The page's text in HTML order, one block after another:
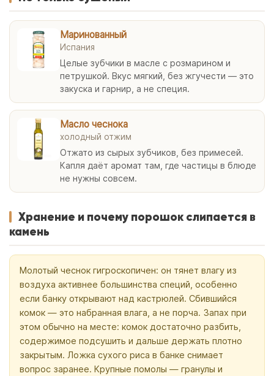
Маринованный
Испания
Целые зубчики в масле с розмарином и
петрушкой. Вкус мягкий, без жгучести — это
закуска и гарнир, а не специя.
Масло чеснока
холодный отжим
Отжато из сырых зубчиков, без примесей.
Капля даёт аромат там, где частицы в блюде
не нужны совсем.
Хранение и почему порошок слипается в
камень
Молотый чеснок гигроскопичен: он тянет влагу из
воздуха активнее большинства специй, особенно
если банку открывают над кастрюлей. Сбившийся
комок — это набранная влага, а не порча. Запах при
этом обычно на месте: комок достаточно разбить,
содержимое подсушить и дальше держать плотно
закрытым. Ложка сухого риса в банке снимает
вопрос заранее. Крупные помолы — гранулы и